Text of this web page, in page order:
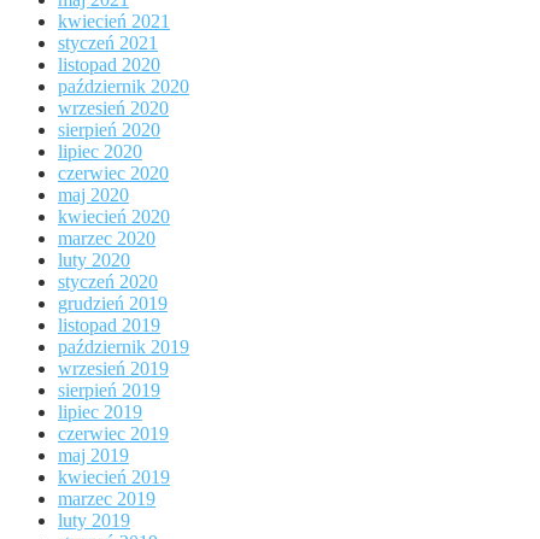
kwiecień 2021
styczeń 2021
listopad 2020
październik 2020
wrzesień 2020
sierpień 2020
lipiec 2020
czerwiec 2020
maj 2020
kwiecień 2020
marzec 2020
luty 2020
styczeń 2020
grudzień 2019
listopad 2019
październik 2019
wrzesień 2019
sierpień 2019
lipiec 2019
czerwiec 2019
maj 2019
kwiecień 2019
marzec 2019
luty 2019